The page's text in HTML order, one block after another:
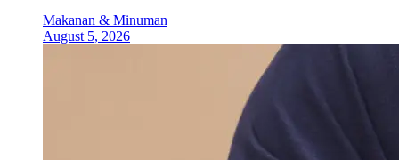
Makanan & Minuman
August 5, 2026